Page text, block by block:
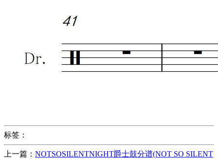
标签：
上一篇： NOTSOSILENTNIGHT爵士鼓分谱(NOT SO SILENT